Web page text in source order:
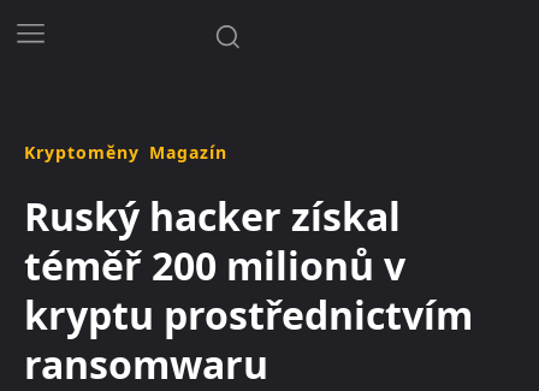
Kryptoměny Magazín
Ruský hacker získal
téměř 200 milionů v
kryptu prostřednictvím
ransomwaru